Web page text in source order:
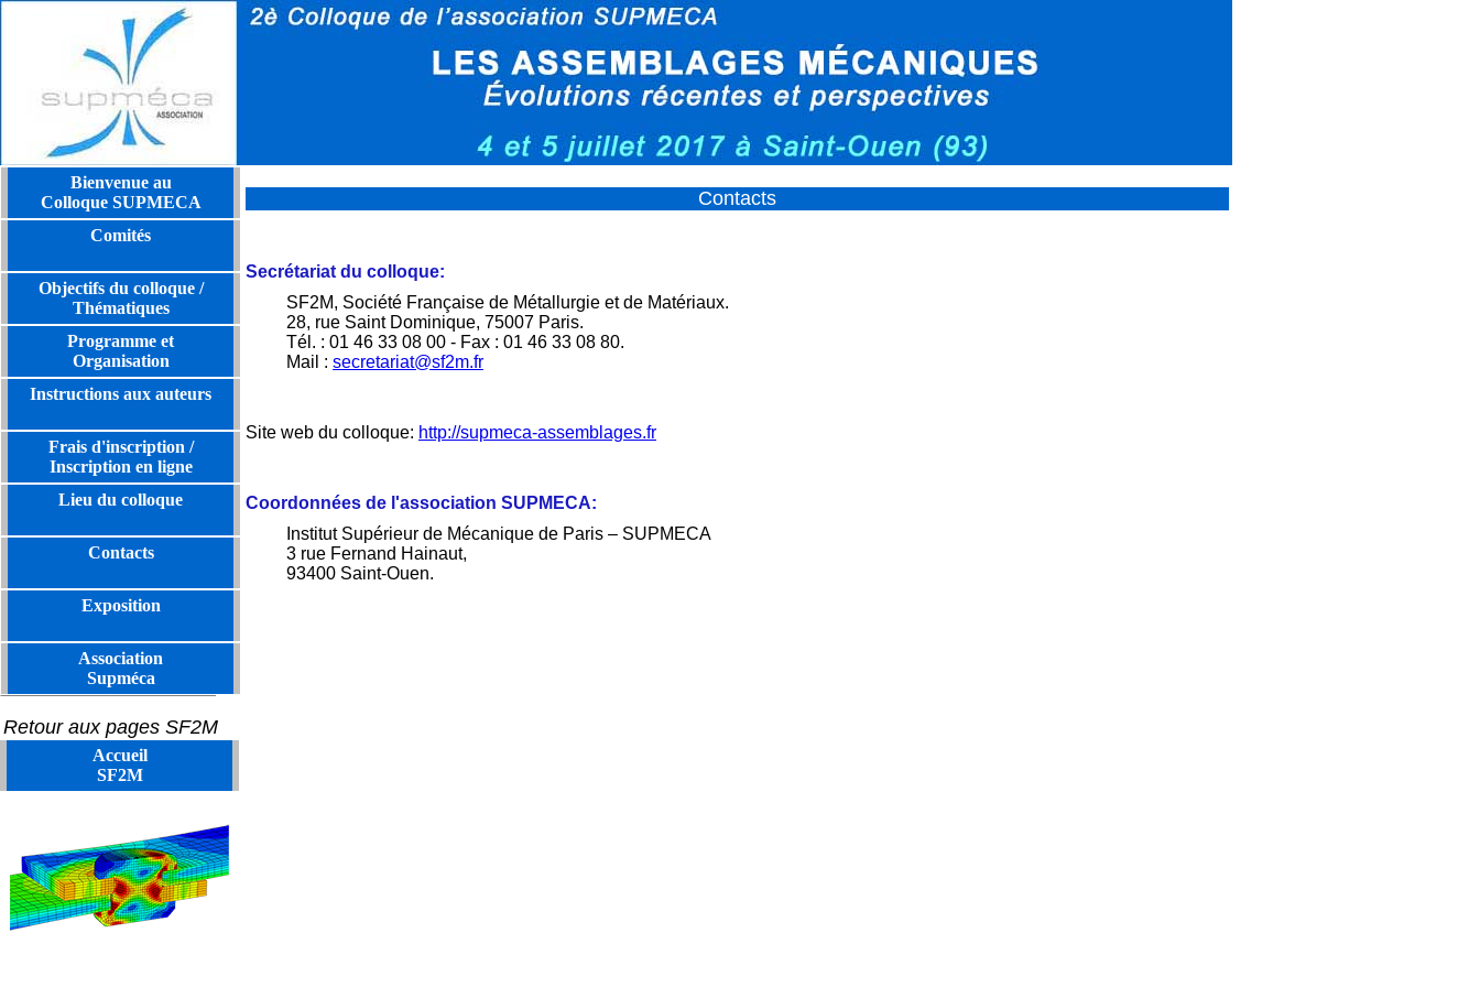
Bienvenue au
Colloque SUPMECA
Comités
Objectifs du colloque /
Thématiques
Programme et
Organisation
Instructions aux auteurs
Frais d'inscription /
Inscription en ligne
Lieu du colloque
Contacts
Exposition
Association
Supméca
Retour aux pages SF2M
Accueil
SF2M
Contacts
Secrétariat du colloque:
SF2M, Société Française de Métallurgie et de Matériaux.
28, rue Saint Dominique, 75007 Paris.
Tél. : 01 46 33 08 00 - Fax : 01 46 33 08 80.
Mail : secretariat@sf2m.fr
Site web du colloque: http://supmeca-assemblages.fr
Coordonnées de l'association SUPMECA:
Institut Supérieur de Mécanique de Paris – SUPMECA
3 rue Fernand Hainaut,
93400 Saint-Ouen.